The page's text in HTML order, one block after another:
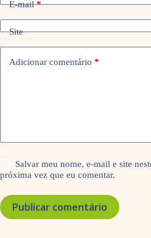
E-mail*
Site
Adicionar comentário *
Salvar meu nome, e-mail e site
próxima vez que eu comentar.
Publicar comentário